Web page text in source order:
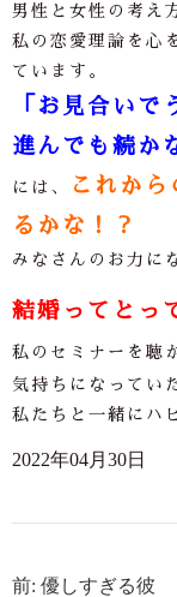
男性と女性の考え
私の恋愛理論を心
ています。
「お見合いで
進んでも続か
には、
これか
るかな！？
みなさんのお力に
結婚ってとっ
私のセミナーを聴
気持ちになってい
私たちと一緒にハ
2022年04月30日
前: 優しすぎる彼